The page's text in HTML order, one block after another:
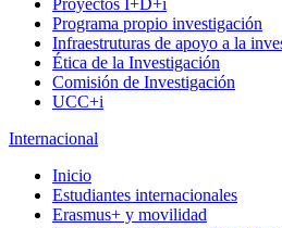
Proyectos I+D+i
Programa propio investigación
Infraestruturas de apoyo a la
Ética de la Investigación
Comisión de Investigación
UCC+i
Internacional
Inicio
Estudiantes internacionales
Erasmus+ y movilidad